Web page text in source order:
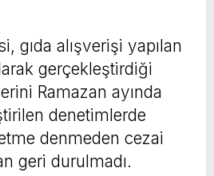
gıda alışverişi yapılan
gerçekleştirdiği
Ramazan ayında
denetimlerde
denmeden cezai
geri durulmadı.